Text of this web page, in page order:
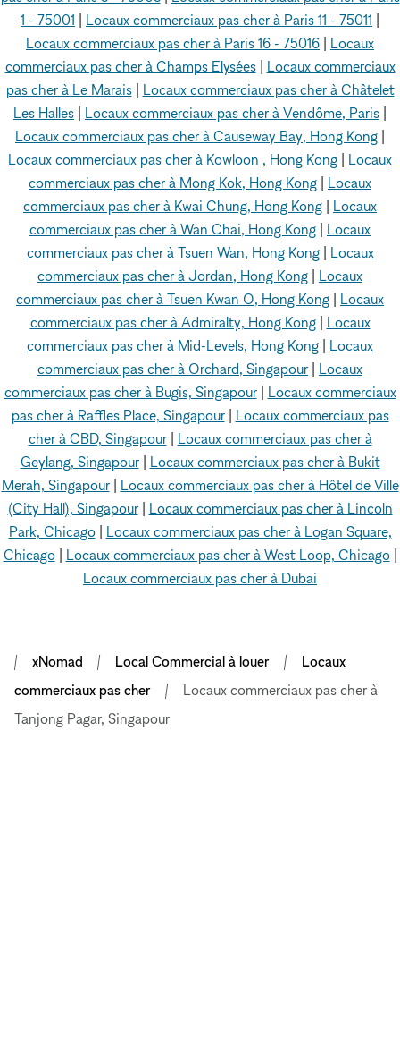
1 - 75001
Locaux commerciaux pas cher à Paris 11 - 75011
Locaux commerciaux pas cher à Paris 16 - 75016
Locaux
commerciaux pas cher à Champs Elysées| Locaux commerciaux
pas cher à Le Marais| Locaux commerciaux pas cher à Châtelet
Les Halles
Locaux commerciaux pas cher à Vendôme, Paris
Locaux commerciaux pas cher à Causeway Bay, Hong Kong
Locaux commerciaux pas cher à Kowloon , Hong Kong
Locaux
commerciaux pas cher à Mong Kok, Hong Kong
Locaux
commerciaux pas cher à Kwai Chung, Hong Kong
Locaux
commerciaux pas cher à Wan Chai, Hong Kong
Locaux
commerciaux pas cher à Tsuen Wan, Hong Kong| Locaux
commerciaux pas cher à Jordan, Hong Kong
Locaux
commerciaux pas cher à Tsuen Kwan O, Hong Kong
Locaux
commerciaux pas cher à Admiralty, Hong Kong| Locaux
commerciaux pas cher à Mid-Levels, Hong Kong
Locaux
commerciaux pas cher à Orchard, Singapour
Locaux
commerciaux pas cher à Bugis, Singapour| Locaux commerciaux
pas cher à Raffles Place, Singapour| Locaux commerciaux pas
cher à CBD, Singapour| Locaux commerciaux pas cher à
Geylang, Singapour| Locaux commerciaux pas cher à Bukit
Merah, Singapour| Locaux commerciaux pas cher à Hôtel de Ville
(City Hall), Singapour| Locaux commerciaux pas cher à Lincoln
Park, Chicago| Locaux commerciaux pas cher à Logan Square,
Chicago| Locaux commerciaux pas cher à West Loop, Chicago|
Locaux commerciaux pas cher à Dubai
xNomad Local Commercial à louer
Locaux
commerciaux pas cher
Locaux commerciaux pas cher à
Tanjong Pagar, Singapour